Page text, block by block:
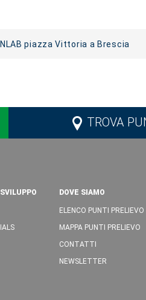
piazza Vittoria a Brescia
TROVA
DOVE SIAMO
ELENCO PUNTI PRELIEVO
MAPPA PUNTI PRELIEVO
CONTATTI
NEWSLETTER